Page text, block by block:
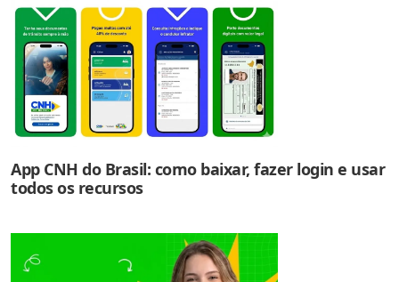
App CNH do Brasil: como baixar, fazer login e usar
todos os recursos